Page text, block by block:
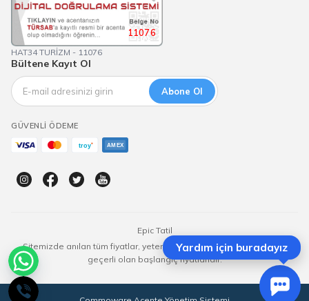
11076
HAT34 TURİZM - 11076
Bültene Kayıt Ol
Abone Ol
GÜVENLI ÖDEME
Epic Tatil
Sitemizde anılan tüm fiyatlar, yeterli kontenjan olması durumunda
geçerli olan başlangıç fiyatlarıdır.
Yardım için buradayız